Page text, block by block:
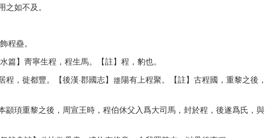
如不及。
程蠱。
篇】靑寧生程，程生馬。【註】程，豹也。
，徙都豐。【後漢·郡國志】
陽有上程聚。【註】古程國，重黎之後，
顓頊重黎之後，周宣王時，程伯休父入爲大司馬，封於程，後遂爲氏，與